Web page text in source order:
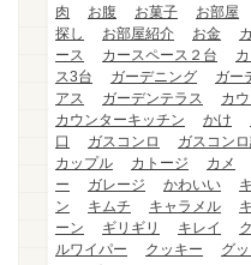
肉
お腹 お菓子 お部屋
探し
お部屋紹介 お金
ース
カースペース２台
ス3台
ガーデニング
ガー
アス
ガーデンテラス
カ
カウンターキッチン
かけ
口
ガスコンロ
ガスコン
カップル
カトージ カメ
ー
ガレージ かわいい
ン
キムチ キャラメル
ーン
ギリギリ キレイ
ルワイパー
クッキー
グ